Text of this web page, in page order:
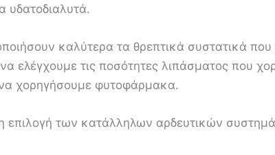
υδατοδιαλυτά.
καλύτερα τα θρεπτικά συστατικά που
ελέγχουμε τις ποσότητες λιπάσματος που
χορηγήσουμε φυτοφάρμακα.
επιλογή των κατάλληλων αρδευτικών